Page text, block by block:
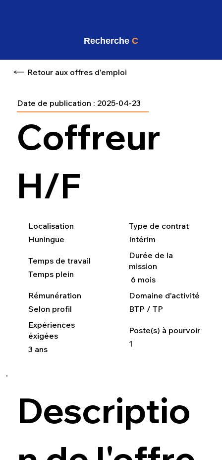
Retour aux offres d'emploi
Coffreur
H/F
2025-04-23
Date de publication :
Rémunération
Selon profil
Domaine d'activité
BTP / TP
Expériences
éxigées
3 ans
Poste(s) à pourvoir
1
Localisation
Huningue
Type de contrat
Intérim
Temps de travail
Temps plein
Durée de la
mission
6 mois
Descriptio
Recherche C